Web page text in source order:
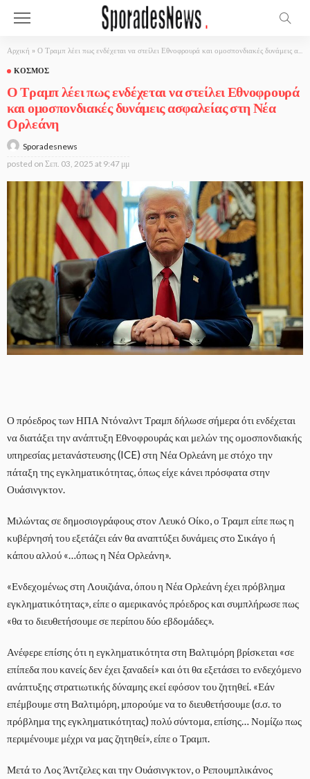
Αρχική » Ο Τραμπ λέει πως ενδέχεται να στείλει Εθνοφρουρά και ομοσπονδιακές δυνάμεις ασφαλείας στη Νέα Ορλεάνη
ΚΌΣΜΟΣ
Ο Τραμπ λέει πως ενδέχεται να στείλει Εθνοφρουρά
και ομοσπονδιακές δυνάμεις ασφαλείας στη Νέα
Ορλεάνη
Sporadesnews
posted on Σεπ. 03, 2025 at 9:47 μμ
Ο πρόεδρος των ΗΠΑ Ντόναλντ Τραμπ δήλωσε σήμερα ότι ενδέχεται
να διατάξει την ανάπτυξη Εθνοφρουράς και μελών της ομοσπονδιακής
υπηρεσίας μετανάστευσης (ICE) στη Νέα Ορλεάνη με στόχο την
πάταξη της εγκληματικότητας, όπως είχε κάνει πρόσφατα στην
Ουάσινγκτον.
Μιλώντας σε δημοσιογράφους στον Λευκό Οίκο, ο Τραμπ είπε πως η
κυβέρνησή του εξετάζει εάν θα αναπτύξει δυνάμεις στο Σικάγο ή
κάπου αλλού «…όπως η Νέα Ορλεάνη».
«Ενδεχομένως στη Λουιζιάνα, όπου η Νέα Ορλεάνη έχει πρόβλημα
εγκληματικότητας», είπε ο αμερικανός πρόεδρος και συμπλήρωσε πως
«θα το διευθετήσουμε σε περίπου δύο εβδομάδες».
Ανέφερε επίσης ότι η εγκληματικότητα στη Βαλτιμόρη βρίσκεται «σε
επίπεδα που κανείς δεν έχει ξαναδεί» και ότι θα εξετάσει το ενδεχόμενο
ανάπτυξης στρατιωτικής δύναμης εκεί εφόσον του ζητηθεί. «Εάν
επέμβουμε στη Βαλτιμόρη, μπορούμε να το διευθετήσουμε (σ.σ. το
πρόβλημα της εγκληματικότητας) πολύ σύντομα, επίσης… Νομίζω πως
περιμένουμε μέχρι να μας ζητηθεί», είπε ο Τραμπ.
Μετά το Λος Άντζελες και την Ουάσινγκτον, ο Ρεπουμπλικάνος